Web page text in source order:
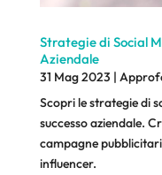
Strategie di Social
Aziendale
31 Mag 2023 |
Scopri le strategie di
successo aziendale.
campagne
influencer.